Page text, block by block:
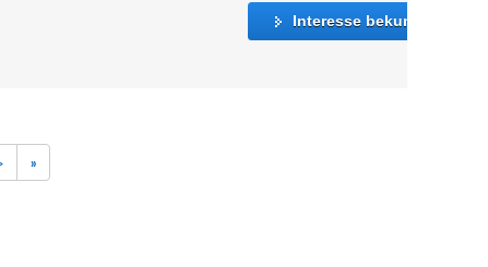
Interesse bekunden
»